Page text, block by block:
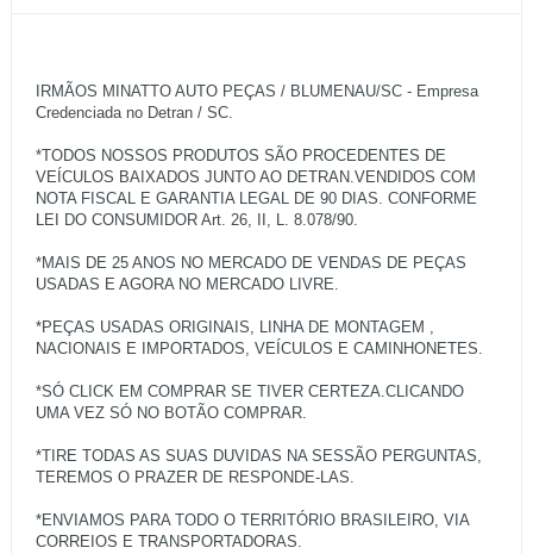
IRMÃOS MINATTO AUTO PEÇAS / BLUMENAU/SC - Empresa
Credenciada no Detran / SC.
*TODOS NOSSOS PRODUTOS SÃO PROCEDENTES DE
VEÍCULOS BAIXADOS JUNTO AO DETRAN.VENDIDOS COM
NOTA FISCAL E GARANTIA LEGAL DE 90 DIAS. CONFORME
LEI DO CONSUMIDOR Art. 26, II, L. 8.078/90.
*MAIS DE 25 ANOS NO MERCADO DE VENDAS DE PEÇAS
USADAS E AGORA NO MERCADO LIVRE.
*PEÇAS USADAS ORIGINAIS, LINHA DE MONTAGEM ,
NACIONAIS E IMPORTADOS, VEÍCULOS E CAMINHONETES.
*SÓ CLICK EM COMPRAR SE TIVER CERTEZA.CLICANDO
UMA VEZ SÓ NO BOTÃO COMPRAR.
*TIRE TODAS AS SUAS DUVIDAS NA SESSÃO PERGUNTAS,
TEREMOS O PRAZER DE RESPONDE-LAS.
*ENVIAMOS PARA TODO O TERRITÓRIO BRASILEIRO, VIA
CORREIOS E TRANSPORTADORAS.